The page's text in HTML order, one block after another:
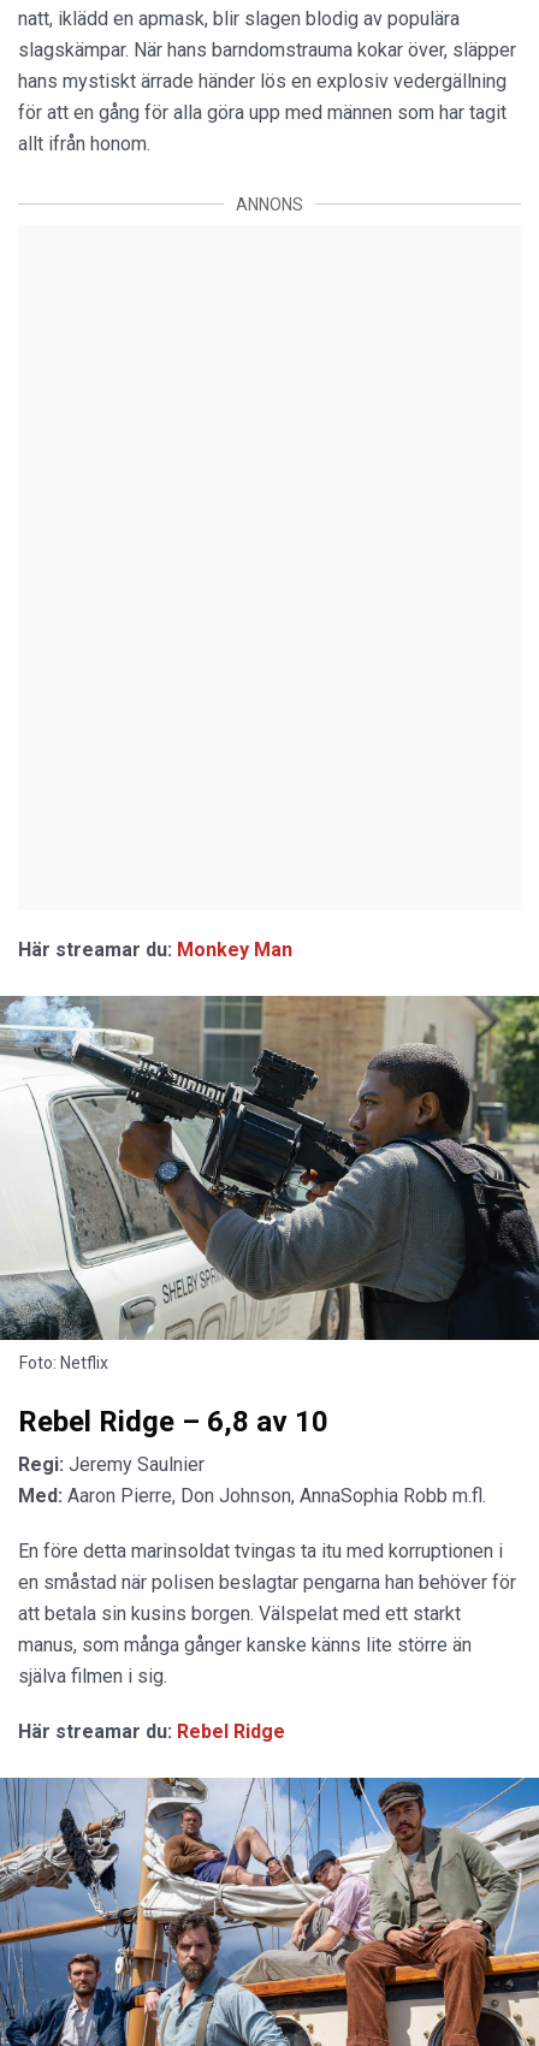
natt, iklädd en apmask, blir slagen blodig av populära
slagskämpar. När hans barndomstrauma kokar över, släpper
hans mystiskt ärrade händer lös en explosiv vedergällning
för att en gång för alla göra upp med männen som har tagit
allt ifrån honom.
ANNONS
Här streamar du: Monkey Man
Foto: Netflix
Rebel Ridge – 6,8 av 10
Regi: Jeremy Saulnier
Med: Aaron Pierre, Don Johnson, AnnaSophia Robb m.fl.
En före detta marinsoldat tvingas ta itu med korruptionen i
en småstad när polisen beslagtar pengarna han behöver för
att betala sin kusins borgen. Välspelat med ett starkt
manus, som många gånger kanske känns lite större än
själva filmen i sig.
Här streamar du: Rebel Ridge